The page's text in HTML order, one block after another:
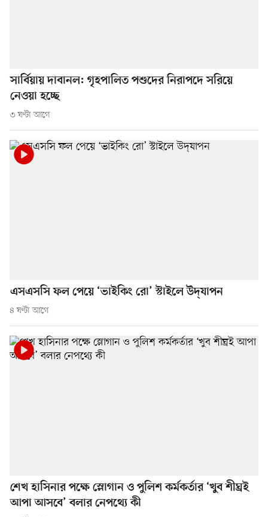
সার্বিয়ায় দাবানল: গৃহপালিত পশুদের নিরাপদে সরিয়ে
নেওয়া হচ্ছে
৩ ঘণ্টা আগে
এসএসসি ফল পেয়ে ‘ভাইকিং রো’ স্টাইলে উদ্‌যাপন
৪ ঘণ্টা আগে
শেখ হাসিনার পক্ষে স্লোগান ও পুলিশ কর্মকর্তার ‘খুব শীঘ্রই
আপা আসবে’ বলার নেপথ্যে কী